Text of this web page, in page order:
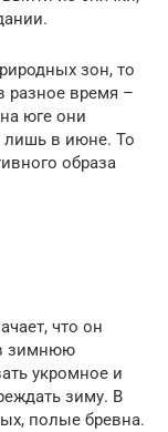
зон, то
разное время –
юге они
лишь в июне. То
образа
что он
зимнюю
укромное и
зиму. В
полые бревна.